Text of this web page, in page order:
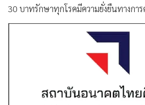
30 บาทรักษาทุกโรคมีความยั่งยืนทางการ